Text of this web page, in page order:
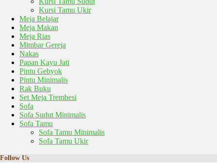
Kursi Tamu Ukir
Meja Belajar
Meja Makan
Meja Rias
Mimbar Gereja
Nakas
Papan Kayu Jati
Pintu Gebyok
Pintu Minimalis
Rak Buku
Set Meja Trembesi
Sofa
Sofa Sudut Minimalis
Sofa Tamu
Sofa Tamu Minimalis
Sofa Tamu Ukir
Follow Us